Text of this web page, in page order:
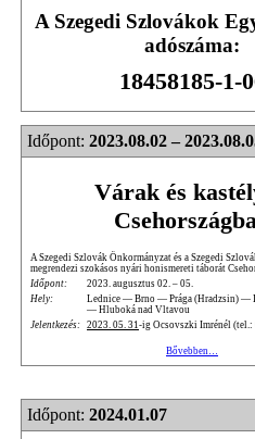
A Szegedi Szlovákok
adószáma:
18458185-1-
Időpont: 2023.08.02 –
Várak és
A Szegedi Szlovák Önkormányzat és a Szegedi
megrendezi szokásos nyári honismereti táborát
Időpont:
2023. augusztus 02. – 05.
Hely:
Lednice — Brno — Prága (Hradzsin)
— Hluboká nad Vltavou
Jelentkezés: 2023. 05. 31-ig Ocsovszki Imrénél
Bővebben…
Időpont: 2024.01.07